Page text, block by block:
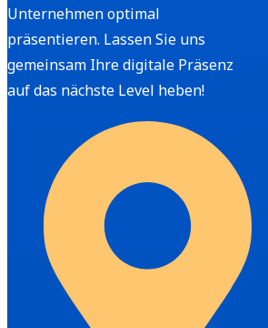
Unternehmen optimal
präsentieren. Lassen Sie uns
gemeinsam Ihre digitale Präsenz
auf das nächste Level heben!